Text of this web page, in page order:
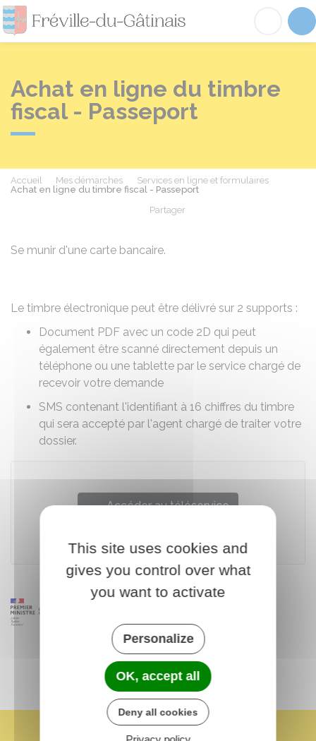
Fréville-du-
Achat en ligne du timbre
fiscal - Passeport
Accueil Mes démarches
Services en ligne et formulaires
Achat en ligne du timbre fiscal - Passeport
Partager
Se munir d'une carte bancaire.
Le timbre électronique peut être délivré sur 2 supports :
Document PDF avec un code 2D qui peut
également être scanné directement depuis un
téléphone ou une tablette par le service chargé de
recevoir votre demande
SMS contenant l'identifiant à 16 chiffres du timbre
qui sera accepté par l'agent chargé de traiter votre
dossier.
Accéder au téléservice
Ministère chargé des finances
This site uses cookies and
gives you control over what
you want to activate
Personalize
OK, accept all
Deny all cookies